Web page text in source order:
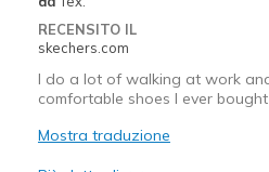
RECENSITO IL
skechers.com
I do a lot of walking at work
comfortable shoes I ever bought
Mostra traduzione